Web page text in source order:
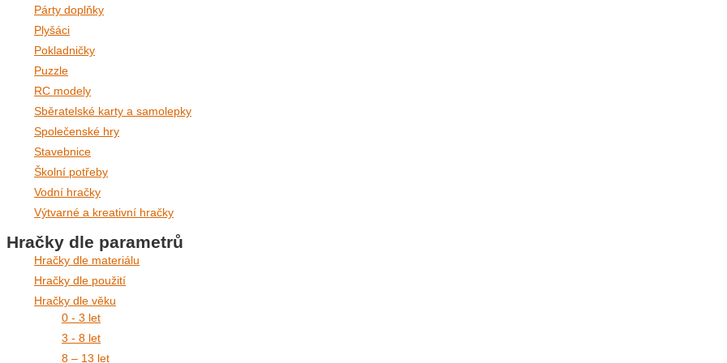
Párty doplňky
Plyšáci
Pokladničky
Puzzle
RC modely
Sběratelské karty a samolepky
Společenské hry
Stavebnice
Školní potřeby
Vodní hračky
Výtvarné a kreativní hračky
Hračky dle parametrů
Hračky dle materiálu
Hračky dle použití
Hračky dle věku
0 - 3 let
3 - 8 let
8 – 13 let